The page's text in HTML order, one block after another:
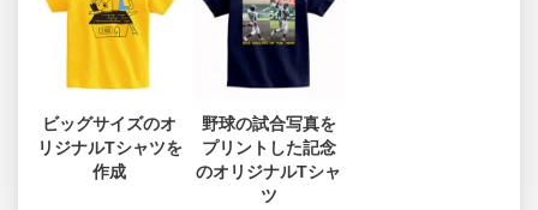
ビッグサイズのオ
リジナルTシャツを
作成
野球の試合写真を
プリントした記念
のオリジナルTシャ
ツ